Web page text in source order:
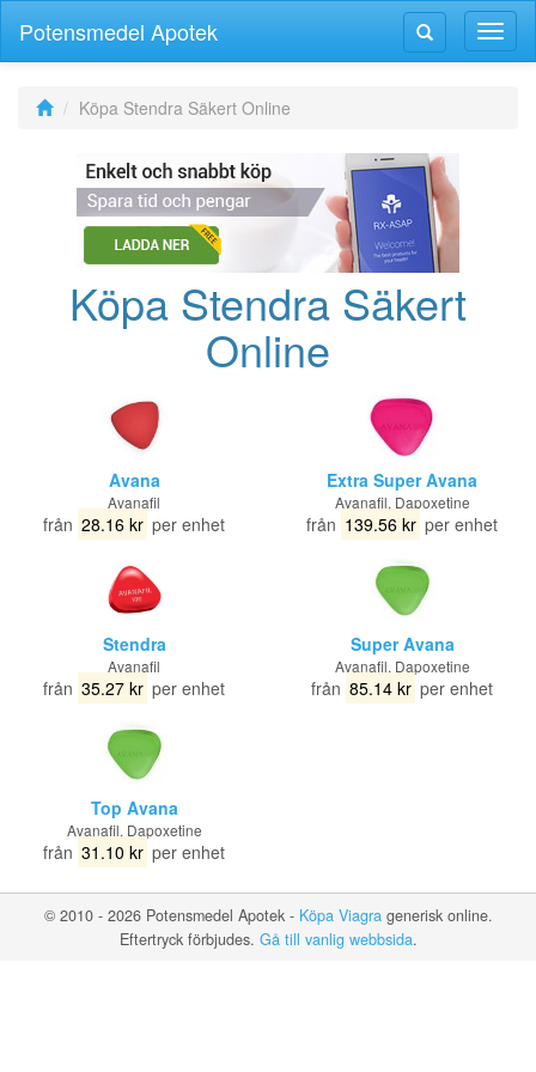
Växla
Växla
navigering
Potensmedel Apotek
Köpa Stendra Säkert Online
Köpa Stendra Säkert
Online
Avana
Avanafil
från 28.16 kr per enhet
Extra Super Avana
Avanafil, Dapoxetine
från 139.56 kr per enhet
Stendra
Avanafil
från 35.27 kr per enhet
Super Avana
Avanafil, Dapoxetine
från 85.14 kr per enhet
Top Avana
Avanafil, Dapoxetine
från 31.10 kr per enhet
© 2010 - 2026 Potensmedel Apotek - Köpa Viagragenerisk online.
Eftertryck förbjudes. Gå till vanlig webbsida.